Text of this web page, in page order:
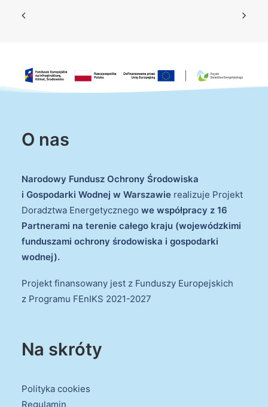
O nas
Narodowy Fundusz Ochrony Środowiska
i Gospodarki Wodnej w Warszawie realizuje Projekt
Doradztwa Energetycznego we współpracy z 16
Partnerami na terenie całego kraju (wojewódzkimi
funduszami ochrony środowiska i gospodarki
wodnej).
Projekt finansowany jest z Funduszy Europejskich
z Programu FEnIKS 2021-2027
Na skróty
Polityka cookies
Regulamin